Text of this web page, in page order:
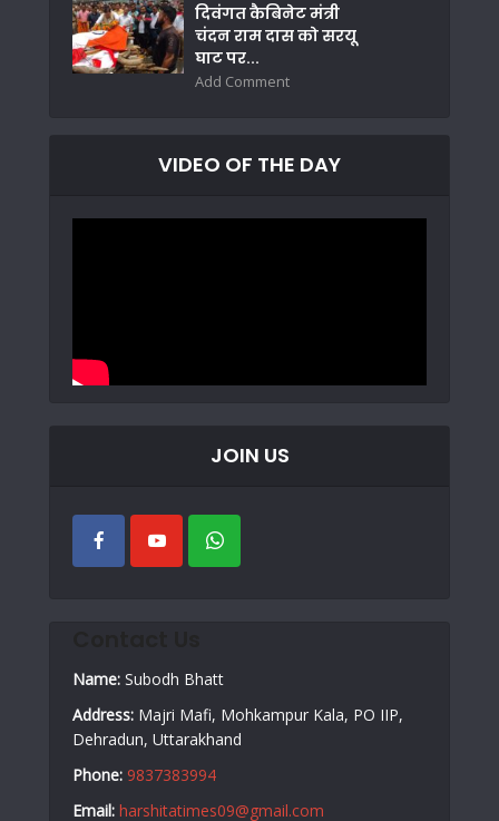
दिवंगत कैबिनेट मंत्री
चंदन राम दास को सरयू
घाट पर...
Add Comment
VIDEO OF THE DAY
JOIN US
Name: Subodh Bhatt
Address: Majri Mafi, Mohkampur Kala, PO IIP,
Dehradun, Uttarakhand
Phone: 9837383994
Email: harshitatimes09@gmail.com